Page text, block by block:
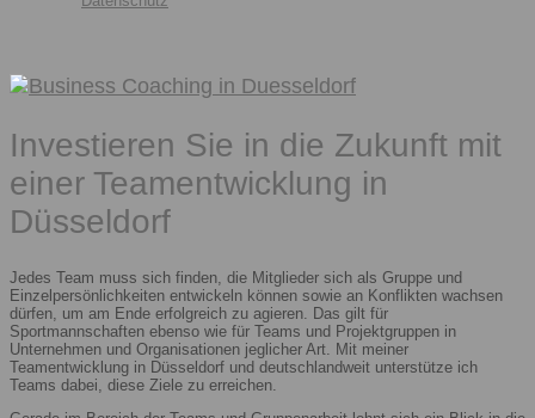
Investieren Sie in die Zukunft mit
einer Teamentwicklung in
Düsseldorf
Jedes Team muss sich finden, die Mitglieder sich als Gruppe und
Einzelpersönlichkeiten entwickeln können sowie an Konflikten wachsen
dürfen, um am Ende erfolgreich zu agieren. Das gilt für
Sportmannschaften ebenso wie für Teams und Projektgruppen in
Unternehmen und Organisationen jeglicher Art. Mit meiner
Teamentwicklung in Düsseldorf und deutschlandweit unterstütze ich
Teams dabei, diese Ziele zu erreichen.